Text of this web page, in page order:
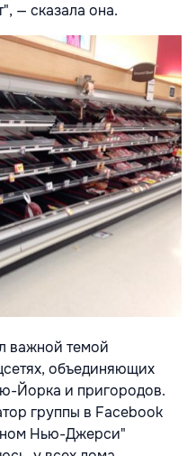
— сказала она.
важной темой
объединяющих
Йорка и пригородов.
группы в Facebook
Нью-Джерси"